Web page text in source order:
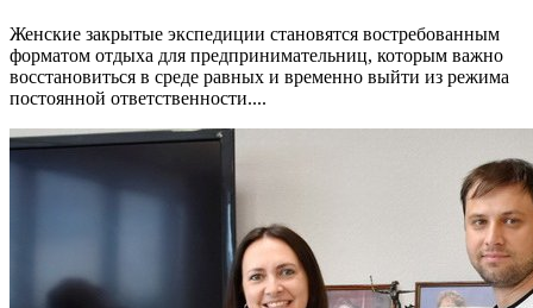
Женские закрытые экспедиции становятся востребованным
форматом отдыха для предпринимательниц, которым важно
восстановиться в среде равных и временно выйти из режима
постоянной ответственности....